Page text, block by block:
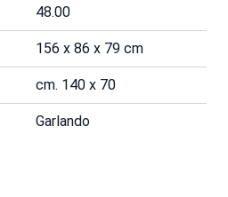
48.00
156 x 86 x 79 cm
cm. 140 x 70
Garlando